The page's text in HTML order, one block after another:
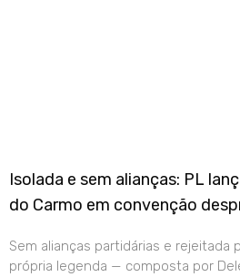
Isolada e sem alianças: PL
do Carmo em convenção
Sem alianças partidárias e rejeitada
própria legenda — composta por